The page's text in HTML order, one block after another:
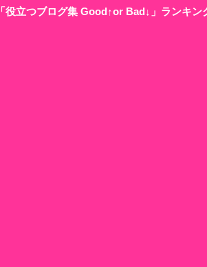
「役立つブログ集 Good↑or Bad↓」ランキ